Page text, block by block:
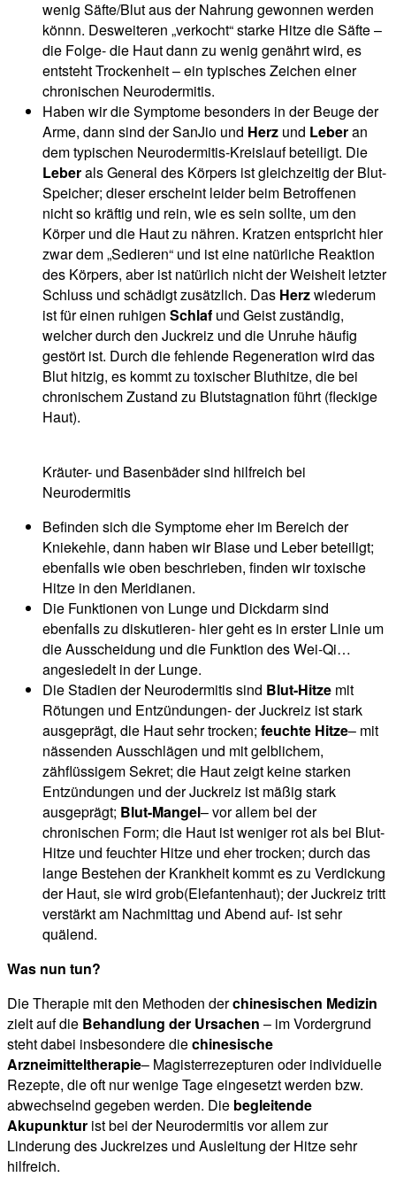
wenig Säfte/Blut aus der Nahrung gewonnen werden
könnn. Desweiteren „verkocht“ starke Hitze die Säfte –
die Folge- die Haut dann zu wenig genährt wird, es
entsteht Trockenheit – ein typisches Zeichen einer
chronischen Neurodermitis.
Haben wir die Symptome besonders in der Beuge der
Arme, dann sind der SanJio und Herz und Leberan
dem typischen Neurodermitis-Kreislauf beteiligt. Die
Leberals General des Körpers ist gleichzeitig der Blut-
Speicher; dieser erscheint leider beim Betroffenen
nicht so kräftig und rein, wie es sein sollte, um den
Körper und die Haut zu nähren. Kratzen entspricht hier
zwar dem „Sedieren“ und ist eine natürliche Reaktion
des Körpers, aber ist natürlich nicht der Weisheit letzter
Schluss und schädigt zusätzlich. Das Herzwiederum
ist für einen ruhigen Schlaf und Geist zuständig,
welcher durch den Juckreiz und die Unruhe häufig
gestört ist. Durch die fehlende Regeneration wird das
Blut hitzig, es kommt zu toxischer Bluthitze, die bei
chronischem Zustand zu Blutstagnation führt (fleckige
Haut).
Kräuter- und Basenbäder sind hilfreich bei
Neurodermitis
Befinden sich die Symptome eher im Bereich der
Kniekehle, dann haben wir Blase und Leber beteiligt;
ebenfalls wie oben beschrieben, finden wir toxische
Hitze in den Meridianen.
Die Funktionen von Lunge und Dickdarm sind
ebenfalls zu diskutieren- hier geht es in erster Linie um
die Ausscheidung und die Funktion des Wei-Qi…
angesiedelt in der Lunge.
Die Stadien der Neurodermitis sind Blut-Hitze mit
Rötungen und Entzündungen- der Juckreiz ist stark
ausgeprägt, die Haut sehr trocken; feuchte Hitze– mit
nässenden Ausschlägen und mit gelblichem,
zähflüssigem Sekret; die Haut zeigt keine starken
Entzündungen und der Juckreiz ist mäßig stark
ausgeprägt; Blut-Mangel– vor allem bei der
chronischen Form; die Haut ist weniger rot als bei Blut-
Hitze und feuchter Hitze und eher trocken; durch das
lange Bestehen der Krankheit kommt es zu Verdickung
der Haut, sie wird grob(Elefantenhaut); der Juckreiz tritt
verstärkt am Nachmittag und Abend auf- ist sehr
quälend.
Was nun tun?
Die Therapie mit den Methoden derchinesischen Medizin
zielt auf die Behandlung der Ursachen – im Vordergrund
steht dabei insbesondere diechinesische
Arzneimitteltherapie– Magisterrezepturen oder individuelle
Rezepte, die oft nur wenige Tage eingesetzt werden bzw.
abwechselnd gegeben werden. Die begleitende
Akupunktur ist bei der Neurodermitis vor allem zur
Linderung des Juckreizes und Ausleitung der Hitze sehr
hilfreich.